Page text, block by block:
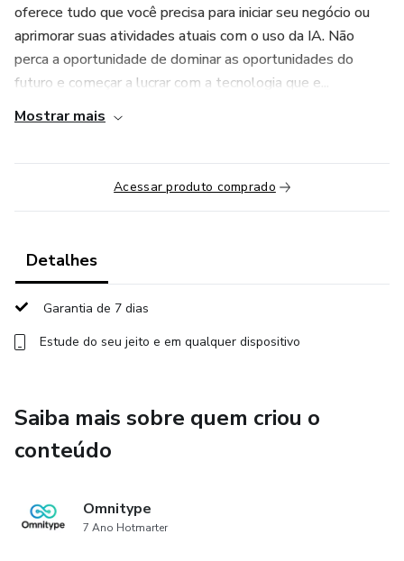
oferece tudo que você precisa para iniciar seu negócio ou
aprimorar suas atividades atuais com o uso da IA. Não
perca a oportunidade de dominar as oportunidades do
futuro e começar a lucrar com a tecnologia que e...
Mostrar mais
Acessar produto comprado
Detalhes
Garantia de 7 dias
Estude do seu jeito e em qualquer dispositivo
Saiba mais sobre quem criou o
conteúdo
Omnitype
7 Ano Hotmarter